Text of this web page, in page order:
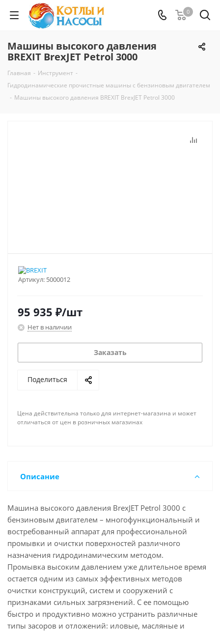
0
Машины высокого давления
BREXIT BrexJET Petrol 3000
Главная - Инструмент -
Гидродинамические прочистные машины с бензиновым двигателем
- Машины высокого давления BREXIT BrexJET Petrol 3000
Артикул: 5000012
95 935 ₽/шт
Нет в наличии
Заказать
Поделиться
Цена действительна только для интернет-магазина и может
отличаться от цен в розничных магазинах
Описание
Машина высокого давления BrexJET Petrol 3000 с
бензиновым двигателем – многофункциональный и
востребованный аппарат для профессиональной
промывки и очистки поверхностей различного
назначения гидродинамическим методом.
Промывка высоким давлением уже длительное время
остается одним из самых эффективных методов
очистки конструкций, систем и сооружений с
признаками сильных загрязнений. С ее помощью
быстро и продуктивно можно устранить различные
типы засоров и отложений: иловые, масляные и